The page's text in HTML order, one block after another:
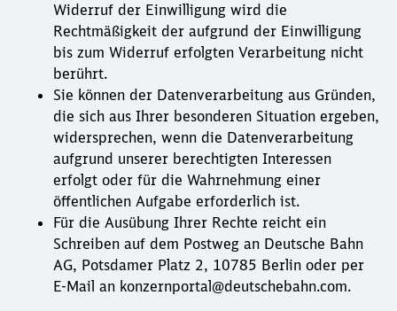
Widerruf der Einwilligung wird die
Rechtmäßigkeit der aufgrund der Einwilligung
bis zum Widerruf erfolgten Verarbeitung nicht
berührt.
Sie können der Datenverarbeitung aus Gründen,
die sich aus Ihrer besonderen Situation ergeben,
widersprechen, wenn die Datenverarbeitung
aufgrund unserer berechtigten Interessen
erfolgt oder für die Wahrnehmung einer
öffentlichen Aufgabe erforderlich ist.
Für die Ausübung Ihrer Rechte reicht ein
Schreiben auf dem Postweg an Deutsche Bahn
AG, Potsdamer Platz 2, 10785 Berlin oder per
E-Mail an konzernportal@deutschebahn.com.